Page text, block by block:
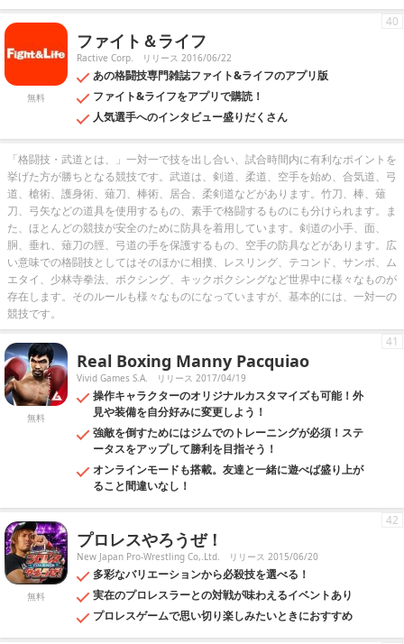
無料
ファイト＆ライフ
Ractive Corp. リリース 2016/06/22
あの格闘技専門雑誌ファイト&ライフのアプリ版
ファイト&ライフをアプリで購読！
人気選手へのインタビュー盛りだくさん
40
「格闘技・武道とは、」一対一で技を出し合い、試合時間内に有利なポイントを
挙げた方が勝ちとなる競技です。武道は、剣道、柔道、空手を始め、合気道、弓
道、槍術、護身術、薙刀、棒術、居合、柔剣道などがあります。竹刀、棒、薙
刀、弓矢などの道具を使用するもの、素手で格闘するものにも分けられます。ま
た、ほとんどの競技が安全のために防具を着用しています。剣道の小手、面、
胴、垂れ、薙刀の脛、弓道の手を保護するもの、空手の防具などがあります。広
い意味での格闘技としてはそのほかに相撲、レスリング、テコンド、サンボ、ム
エタイ、少林寺拳法、ボクシング、キックボクシングなど世界中に様々なものが
存在します。そのルールも様々なものになっていますが、基本的には、一対一の
競技です。
無料
Real Boxing Manny Pacquiao
Vivid Games S.A. リリース 2017/04/19
操作キャラクターのオリジナルカスタマイズも可能！外
見や装備を自分好みに変更しよう！
強敵を倒すためにはジムでのトレーニングが必須！ステ
ータスをアップして勝利を目指そう！
オンラインモードも搭載。友達と一緒に遊べば盛り上が
ること間違いなし！
41
無料
プロレスやろうぜ！
New Japan Pro-Wrestling Co,.Ltd. リリース 2015/06/20
多彩なバリエーションから必殺技を選べる！
実在のプロレスラーとの対戦が味わえるイベントあり
プロレスゲームで思い切り楽しみたいときにおすすめ
42